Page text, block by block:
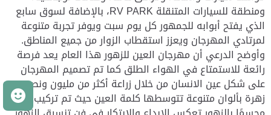
ومنطقة للسيارات المتنقلة RV PARK، بالإضافة لسوق سابع
الذي يفتح أبوابه للجمهور كل يوم سبت ويوفر تجربة متنوعة
لمرتادي المهرجان ويعزز استقطاب الزوار من جميع المناطق.
وأوضح الدرعي أن مهرجان العين للزهور هذا العام يعد فرصة
رائعة للاستمتاع في الهواء الطلق كما تم تصميم المهرجان
على شكل عين الانسان من خلال زراعة أكثر من مليون ونصف
زهرة بألوان متنوعة تتوسطها كلمة العين حيث تم تركيب 54